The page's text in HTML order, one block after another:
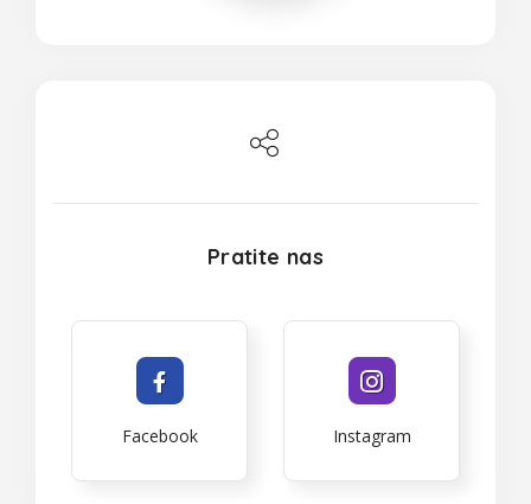
Pratite nas
Facebook Instagram